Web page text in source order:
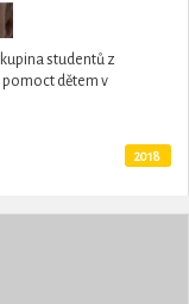
studentů z
dětem v
2018